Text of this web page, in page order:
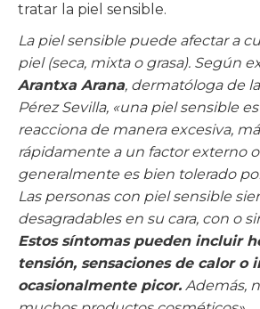
tratar la piel sensible.
La piel sensible puede afectar a
piel (seca, mixta o grasa). Según
Arantxa Arana, dermatóloga de
Pérez Sevilla, «una piel sensible
reacciona de manera excesiva,
rápidamente a un factor externo
generalmente es bien tolerado
Las personas con piel sensible
desagradables en su cara, con o
Estos síntomas pueden incluir
tensión, sensaciones de calor o
ocasionalmente picor. Además,